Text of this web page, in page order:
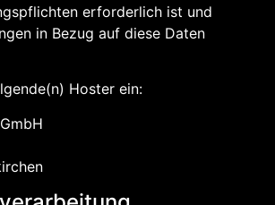
erforderlich ist und
in Bezug auf diese Daten
Hoster ein: